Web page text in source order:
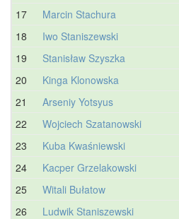
17 Marcin Stachura
18 Iwo Staniszewski
19 Stanisław Szyszka
20 Kinga Klonowska
21 Arseniy Yotsyus
22 Wojciech Szatanowski
23 Kuba Kwaśniewski
24 Kacper Grzelakowski
25 Witali Bułatow
26 Ludwik Staniszewski